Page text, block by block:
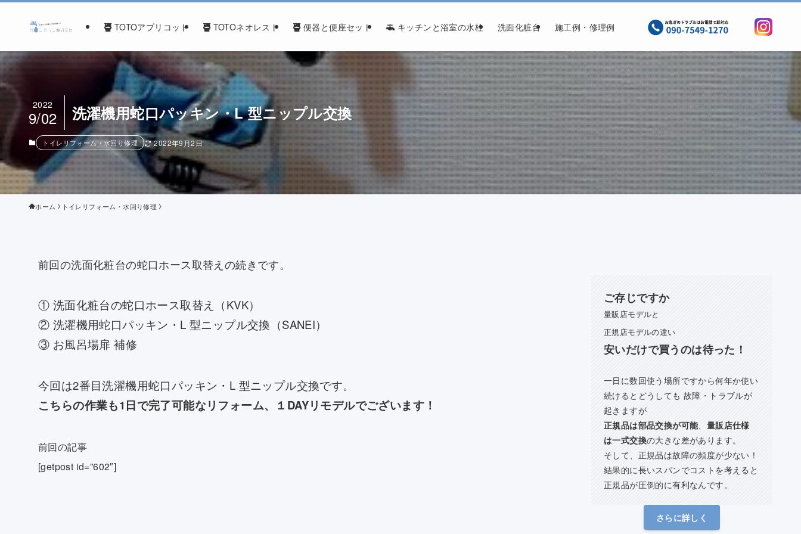
TOTOアプリコット TOTOネオレスト 便器と便座セット キッチンと浴室の水栓 洗面化粧台 施工例・修理例
洗濯機用蛇口パッキン・L 型ニップル交換
2022
9/02
トイレリフォーム・水回り修理 2022年9月2日
ホーム トイレリフォーム・水回り修理
前回の洗面化粧台の蛇口ホース取替えの続きです。
① 洗面化粧台の蛇口ホース取替え（KVK）
② 洗濯機用蛇口パッキン・L 型ニップル交換（SANEI）
③ お風呂場扉 補修
今回は2番目洗濯機用蛇口パッキン・L 型ニップル交換です。
こちらの作業も1日で完了可能なリフォーム、 １DAYリモデルでございます！
前回の記事
[getpost id=”602″]
ご存じですか
量販店モデルと
正規店モデルの違い
安いだけで買うのは待った！
一日に数回使う場所ですから何年か使い
続けるとどうしても 故障・トラブルが
起きますが
正規品は部品交換が可能、 量販店仕様
は一式交換の大きな差があります。
そして、正規品は故障の頻度が少ない！
結果的に長いスパンでコストを考えると
正規品が圧倒的に有利なんです。
さらに詳しく